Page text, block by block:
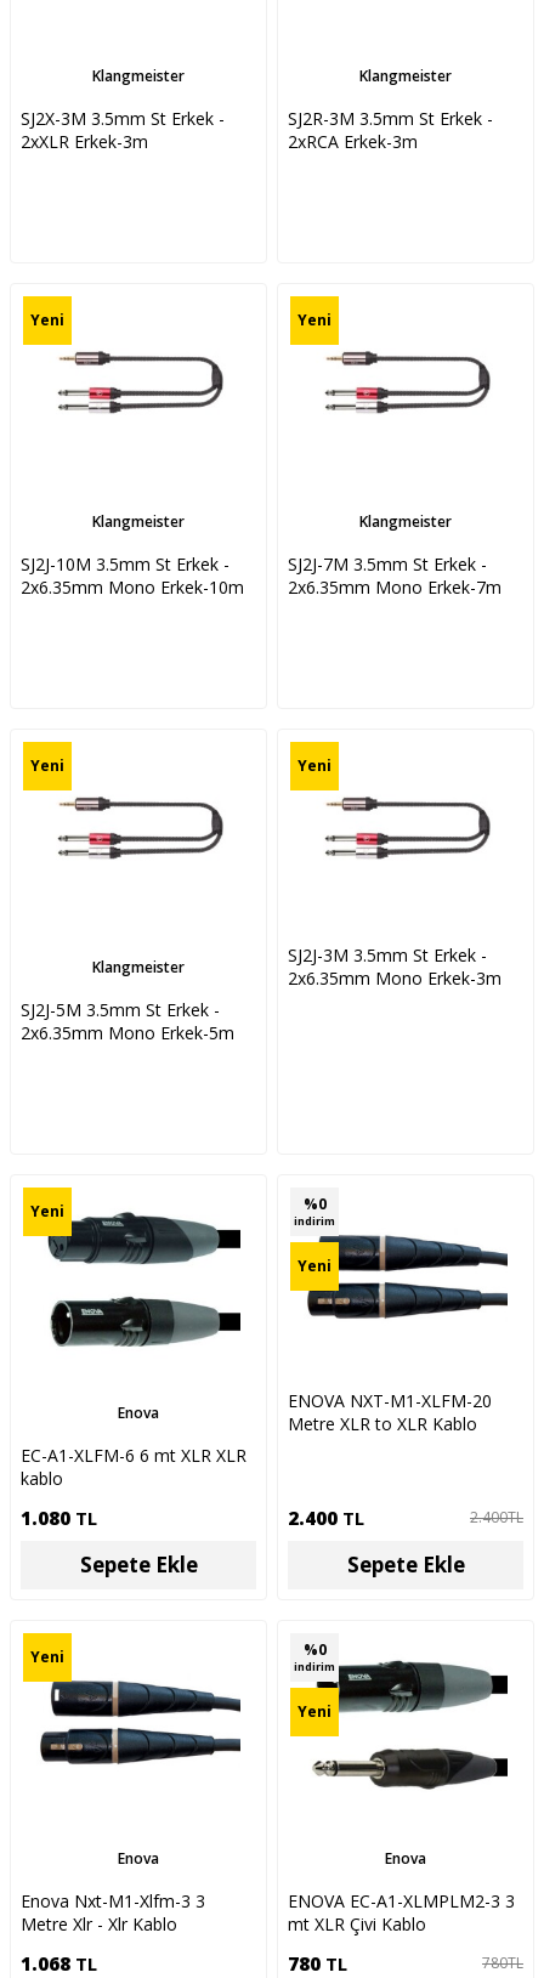
Klangmeister
SJ2X-3M 3.5mm St Erkek -
2xXLR Erkek-3m
Klangmeister
SJ2R-3M 3.5mm St Erkek -
2xRCA Erkek-3m
Yeni
Klangmeister
SJ2J-10M 3.5mm St Erkek -
2x6.35mm Mono Erkek-10m
Yeni
Klangmeister
SJ2J-7M 3.5mm St Erkek -
2x6.35mm Mono Erkek-7m
Yeni
Klangmeister
SJ2J-5M 3.5mm St Erkek -
2x6.35mm Mono Erkek-5m
Yeni
SJ2J-3M 3.5mm St Erkek -
2x6.35mm Mono Erkek-3m
Yeni
Enova
EC-A1-XLFM-6 6 mt XLR XLR
kablo
1.080 TL
Sepete Ekle
%0
indirim
Yeni
ENOVA NXT-M1-XLFM-20
Metre XLR to XLR Kablo
2.400 TL 2.400TL
Sepete Ekle
Yeni
Enova
Enova Nxt-M1-Xlfm-3 3
Metre Xlr - Xlr Kablo
1.068 TL
%0
indirim
Yeni
Enova
ENOVA EC-A1-XLMPLM2-3 3
mt XLR Çivi Kablo
780 TL 780TL